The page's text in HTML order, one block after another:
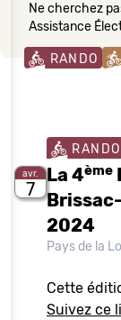
Ne cherchez
Assistance
RANDO
avr.
7
RANDO
La 4ème
2024
Pays de la
Cette
Suivez ce